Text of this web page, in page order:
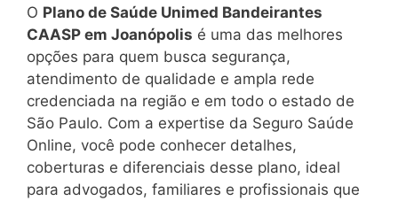
O Plano de Saúde Unimed Bandeirantes
CAASP em Joanópolis é uma das melhores
opções para quem busca segurança,
atendimento de qualidade e ampla rede
credenciada na região e em todo o estado de
São Paulo. Com a expertise da Seguro Saúde
Online, você pode conhecer detalhes,
coberturas e diferenciais desse plano, ideal
para advogados, familiares e profissionais que